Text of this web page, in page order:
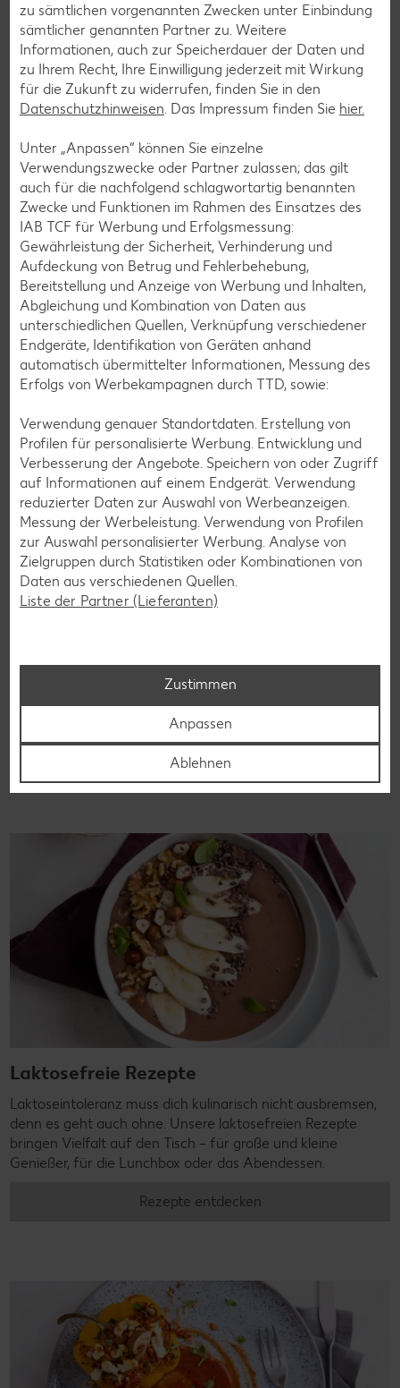
Smoothie-Rezepte
Bowle-Rezepte
Cocktail-Rezepte
Avocado-Rezepte
Erdbeer-Rezepte
Blaubeer-Rezepte
Bananen-Rezepte
Zurück zu allen Rezepten
Vielfalt und Geschmack verzichten. Ob süß oder herzhaft –
die nicht nur verträglich, sondern auch richtig lecker sind.
Rezepte entdecken
Laktosefreie Rezepte
Laktoseintoleranz muss dich kulinarisch nicht ausbremsen,
denn es geht auch ohne. Unsere laktosefreien Rezepte
bringen Vielfalt auf den Tisch – für große und kleine
Genießer, für die Lunchbox oder das Abendessen.
Rezepte entdecken
zu sämtlichen vorgenannten Zwecken unter Einbindung
sämtlicher genannten Partner zu. Weitere
Informationen, auch zur Speicherdauer der Daten und
zu Ihrem Recht, Ihre Einwilligung jederzeit mit Wirkung
für die Zukunft zu widerrufen, finden Sie in den
Datenschutzhinweisen . Das Impressum finden Sie hier.
Unter „Anpassen“ können Sie einzelne
Verwendungszwecke oder Partner zulassen; das gilt
auch für die nachfolgend schlagwortartig benannten
Zwecke und Funktionen im Rahmen des Einsatzes des
IAB TCF für Werbung und Erfolgsmessung:
Gewährleistung der Sicherheit, Verhinderung und
Aufdeckung von Betrug und Fehlerbehebung,
Bereitstellung und Anzeige von Werbung und Inhalten,
Abgleichung und Kombination von Daten aus
unterschiedlichen Quellen, Verknüpfung verschiedener
Endgeräte, Identifikation von Geräten anhand
automatisch übermittelter Informationen, Messung des
Erfolgs von Werbekampagnen durch TTD, sowie:
Verwendung genauer Standortdaten. Erstellung von
Profilen für personalisierte Werbung. Entwicklung und
Verbesserung der Angebote. Speichern von oder Zugriff
auf Informationen auf einem Endgerät. Verwendung
reduzierter Daten zur Auswahl von Werbeanzeigen.
Messung der Werbeleistung. Verwendung von Profilen
zur Auswahl personalisierter Werbung. Analyse von
Zielgruppen durch Statistiken oder Kombinationen von
Daten aus verschiedenen Quellen.
Liste der Partner (Lieferanten)
Zustimmen
Anpassen
Ablehnen